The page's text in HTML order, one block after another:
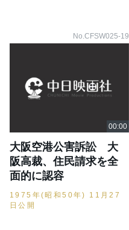
No.CFSW025-19
大阪空港公害訴訟 大
阪高裁、住民請求を全
面的に認容
1975年(昭和50年) 11月27
日公開